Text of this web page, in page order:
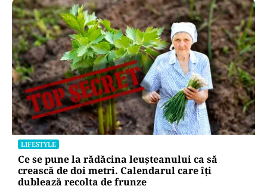
LIFESTYLE
Ce se pune la rădăcina leușteanului ca să
crească de doi metri. Calendarul care îți
dublează recolta de frunze